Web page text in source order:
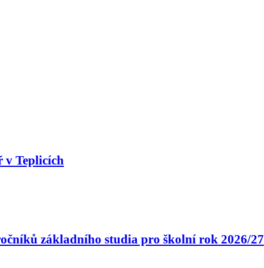
v Teplicích
základního studia pro školní rok 2026/27